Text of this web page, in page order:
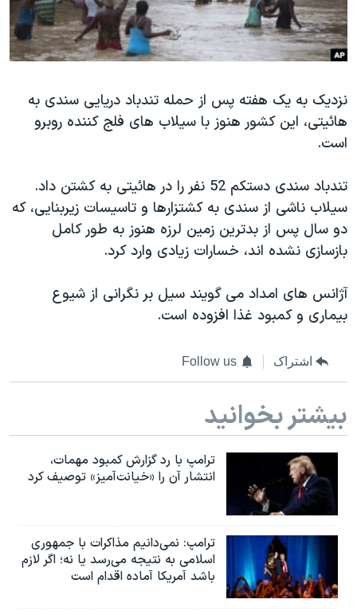
فرهنگ و زندگی
حقوق شهروندی
علم و فناوری
اسرائیل در جنگ
آرشیو پخش زنده
مستندها
انتخابات ریاست جمهوری آمریکا ۲۰۲۴
رمز مهسا
ورزش زنان در ایران
مجموعه مستندهای دادخواهی
تریبونال مردمی آبان ۹۸
دادگاه حمید نوری
قانون شفافیت دارائی کادر رهبری ایران
اسرائیل در جنگ
همایش محافظه‌کاران آمریکا «سی‌پک»
سفر پرزیدنت ترامپ به چین
دنبال کنید
زبانهای مختلف
نزدیک به یک هفته پس از حمله تندباد دریایی سندی به
هائیتی، این کشور هنوز با سیلاب های فلج کننده روبرو
است.
تندباد سندی دستکم 52 نفر را در هائیتی به کشتن داد.
سیلاب ناشی از سندی به کشتزارها و تاسیسات زیربنایی، که
دو سال پس از بدترین زمین لرزه هنوز به طور کامل
بازسازی نشده اند، خسارات زیادی وارد کرد.
آژانس های امداد می گویند سیل بر نگرانی از شیوع
بیماری و کمبود غذا افزوده است.
اشتراک Follow us
بیشتر بخوانید
ترامپ با رد گزارش کمبود مهمات،
انتشار آن را «خیانت‌آمیز» توصیف کرد
ترامپ: نمی‌دانیم مذاکرات با جمهوری
اسلامی به نتیجه می‌رسد یا نه؛ اگر لازم
باشد آمریکا آماده اقدام است